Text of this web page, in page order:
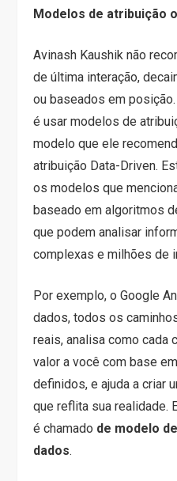
Modelos de atribuição
Avinash Kaushik não
de última interação,
ou baseados em
é usar modelos de
modelo que ele
atribuição Data-Driven.
os modelos que
baseado em algoritmos
que podem analisar
complexas e milhões de
Por exemplo, o Google
dados, todos os
reais, analisa como cada
valor a você com base
definidos, e ajuda a criar
que reflita sua realidade.
é chamado de modelo
dados.